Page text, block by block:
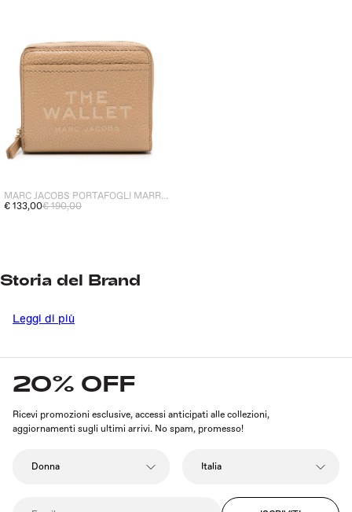
MARC JACOBS PORTAFOGLI MARRONE DONNA THE WALLET
€ 133,00€ 190,00
Storia del Brand
MARC JACOBSè uno dei nomi più iconici nel panorama della moda
sofisticato. Fin dai suoi esordi, MARC JACOBS ha saputo coniugare elementi
moda maschile e femminile con creazioni audaci e originali.
La sua visione distintiva ha reso il marchio un punto di riferimento per chi
cerca eleganza, praticità e un tocco di eccentricità. Nel corso degli
la qualità dei materiali e per il design ricercato, consolidando ulteriormente la
sua posizione nel mondo del lusso.
Grazie alla sua capacità di anticipare le tendenze e di reinterpretare la moda
Leggi di più
20% OFF
Ricevi promozioni esclusive, accessi anticipati alle collezioni,
aggiornamenti sugli ultimi arrivi. No spam, promesso!